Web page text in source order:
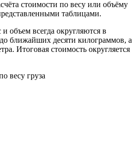
стоимости по весу или объёму
таблицами.
объем всегда округляются в
ближайших десяти килограммов, а
Итоговая стоимость округляется
весу груза